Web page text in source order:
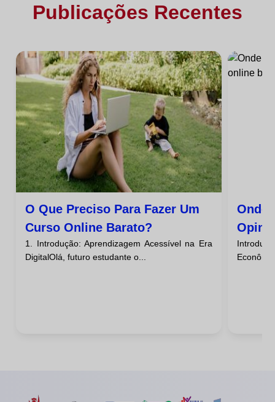
Publicações Recentes
O Que Preciso Para Fazer Um
Curso Online Barato?
1. Introdução: Aprendizagem Acessível na Era
DigitalOlá, futuro estudante o...
Onde